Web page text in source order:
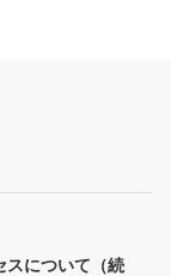
スについて（続